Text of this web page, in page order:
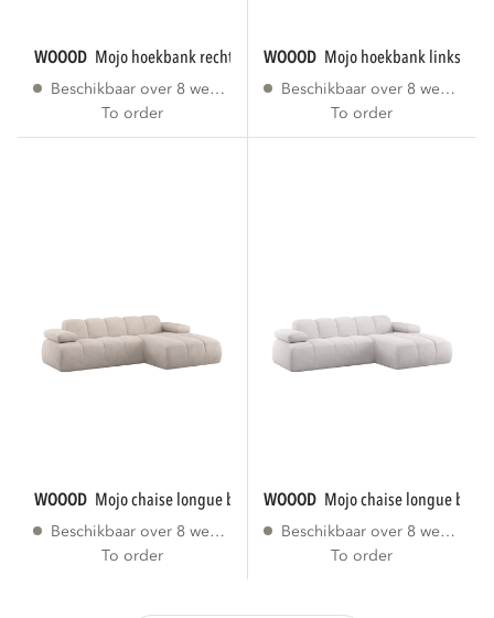
WOOOD mojo hoekbank rechts bouclé ecru...
Beschikbaar over 8 weken
To order
WOOOD mojo hoekbank links
Beschikbaar over 8 weken
To order
WOOOD mojo chaise longue bank rechts...
Beschikbaar over 8 weken
To order
WOOOD mojo chaise longue
Beschikbaar over 8 weken
To order